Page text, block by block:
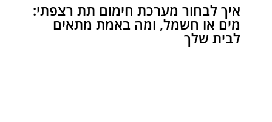
איך לבחור מערכת חימום תת רצפתי:
מים או חשמל, ומה באמת מתאים
לבית שלך